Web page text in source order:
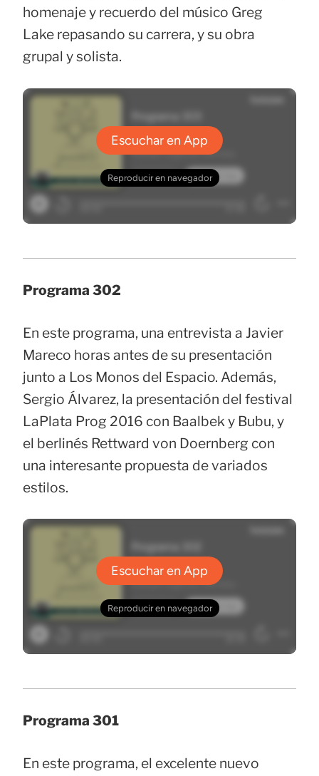
homenaje y recuerdo del músico Greg
Lake repasando su carrera, y su obra
grupal y solista.
Programa 302
En este programa, una entrevista a Javier
Mareco horas antes de su presentación
junto a Los Monos del Espacio. Además,
Sergio Álvarez, la presentación del festival
LaPlata Prog 2016 con Baalbek y Bubu, y
el berlinés Rettward von Doernberg con
una interesante propuesta de variados
estilos.
Programa 301
En este programa, el excelente nuevo